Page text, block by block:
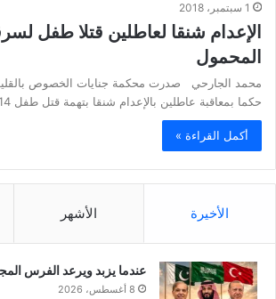
1 سبتمبر، 2018
الإعدام شنقا لعاطلين قتلا طفل
المحمول
محمد الجارحي صدرت محكمة جنايات الخصوص
حكما بمعاقبة عاطلين بالإعدام شنقا بتهمة قتل طفل 14 عاما…
أكمل القراءة »
الأخيرة الأشهر
عندما يزبد ويرعد الفرس
8 أغسطس، 2026